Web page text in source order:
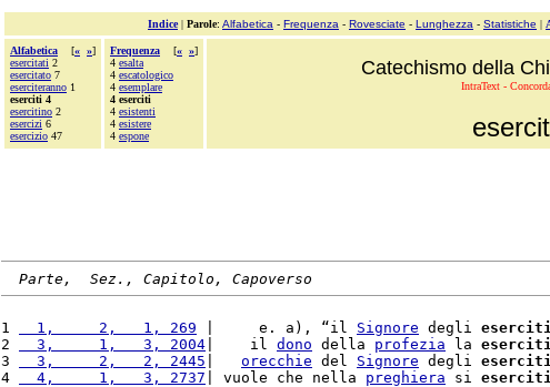
Indice| Parole: Alfabetica - Frequenza - Rovesciate - Lunghezza - Statistiche |
Alfabetica [« »]
esercitati 2
esercitato 7
eserciteranno 1
eserciti 4
esercitino 2
esercizi 6
esercizio 47
Frequenza [« »]
4 esalta
4 escatologico
4 esemplare
4 eserciti
4 esistenti
4 esistere
4 espone
Catechismo della
IntraText -
Parte,  Sez., Capitolo, Capoverso
1
  1,     2,   1, 269
|     e. a), “il Signore degli
2
  3,     1,   3, 2004
|    il dono della profezia la
3
  3,     2,   2, 2445
orecchie del Signore degli
4
  4,     1,   3, 2737
| vuole che nella preghiera si